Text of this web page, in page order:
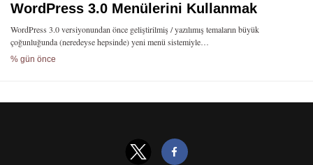
WordPress 3.0 Menülerini Kullanmak
WordPress 3.0 versiyonundan önce geliştirilmiş / yazılımış temaların büyük
çoğunluğunda (neredeyse hepsinde) yeni menü sistemiyle…
% gün önce